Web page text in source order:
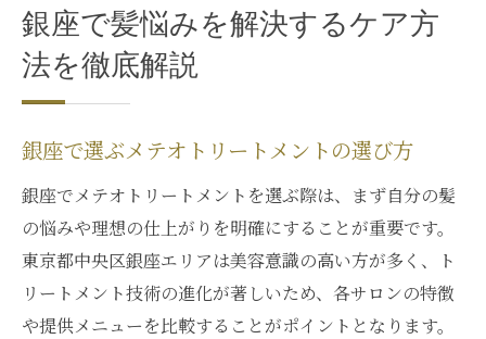
銀座で髪悩みを解決するケア方
法を徹底解説
銀座で選ぶメテオトリートメントの選び方
銀座でメテオトリートメントを選ぶ際は、まず自分の髪
の悩みや理想の仕上がりを明確にすることが重要です。
東京都中央区銀座エリアは美容意識の高い方が多く、ト
リートメント技術の進化が著しいため、各サロンの特徴
や提供メニューを比較することがポイントとなります。